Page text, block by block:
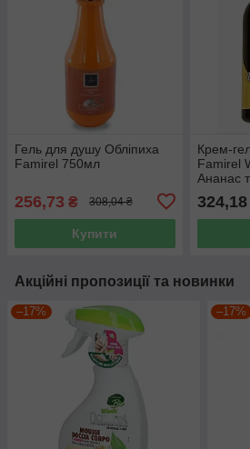
Гель для душу Обліпиха
Famirel 750мл
256,73 ₴ 308,04 ₴
Купити
Крем-
Famirel
Ананас
324,18
Акційні пропозиції та новинки
–17% –17%